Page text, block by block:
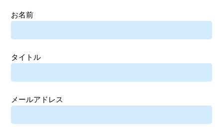
お名前
タイトル
メールアドレス